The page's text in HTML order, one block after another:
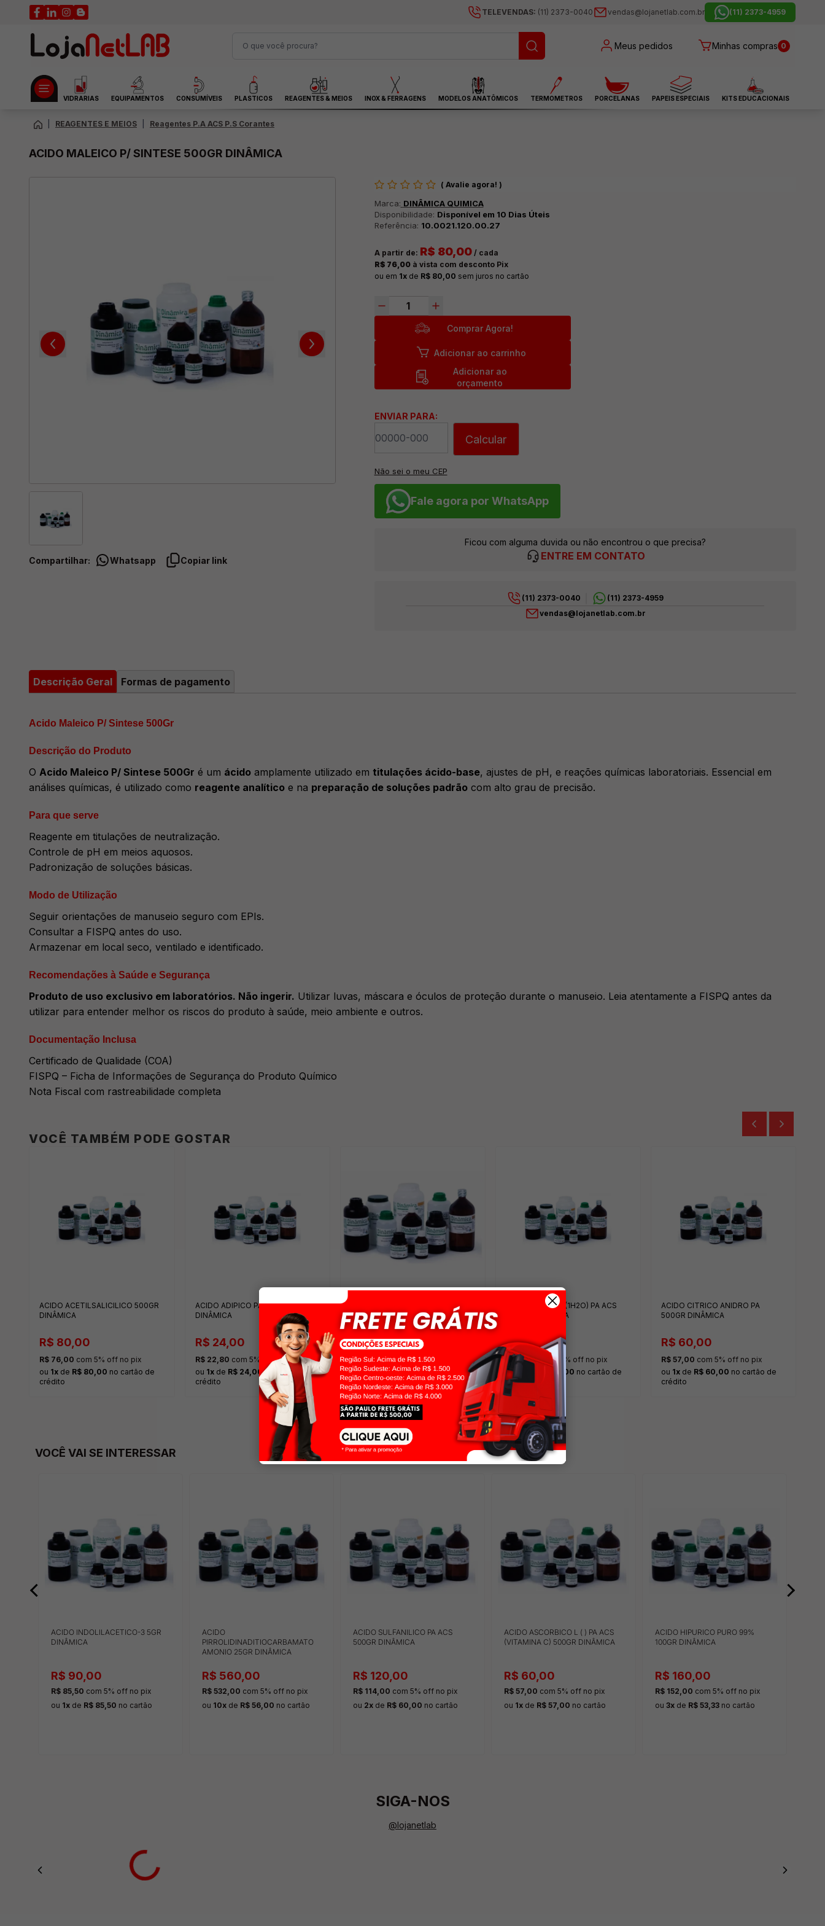
TELEVENDAS: (11) 2373-0040 vendas@lojanetlab.com.br (11) 2373-4959
Meus pedidos Minhas compras 0
VIDRARIAS EQUIPAMENTOS CONSUMÍVEIS PLASTICOS REAGENTES & MEIOS INOX & FERRAGENS MODELOS ANATÔMICOS TERMOMETROS PORCELANAS PAPEIS ESPECIAIS KITS EDUCACIONAIS
REAGENTES E MEIOS Reagentes P.A ACS P.S Corantes
ACIDO MALEICO P/ SINTESE 500GR DINÂMICA
Compartilhar: Whatsapp Copiar link
( Avalie agora! )
Marca: DINÂMICA QUIMICA
Disponibilidade: Disponível em 10 Dias Úteis
Referência: 10.0021.120.00.27
A partir de: R$ 80,00/ cada
R$ 76,00à vista com desconto Pix
ou em 1xde R$ 80,00 sem juros no cartão
Comprar Agora!
Adicionar ao carrinho
Adicionar ao
orçamento
ENVIAR PARA:
Calcular
Não sei o meu CEP
Fale agora por WhatsApp
Ficou com alguma duvida ou não encontrou o que precisa?
ENTRE EM CONTATO
(11) 2373-0040
(11) 2373-4959
vendas@lojanetlab.com.br
Descrição Geral Formas de pagamento
Acido Maleico P/ Sintese 500Gr
Descrição do Produto
O Acido Maleico P/ Sintese 500Gr é um ácido amplamente utilizado em titulações ácido-base, ajustes de pH, e reações químicas laboratoriais. Essencial em
análises químicas, é utilizado como reagente analítico e na preparação de soluções padrão com alto grau de precisão.
Para que serve
Reagente em titulações de neutralização.
Controle de pH em meios aquosos.
Padronização de soluções básicas.
Modo de Utilização
Seguir orientações de manuseio seguro com EPIs.
Consultar a FISPQ antes do uso.
Armazenar em local seco, ventilado e identificado.
Recomendações à Saúde e Segurança
Produto de uso exclusivo em laboratórios. Não ingerir. Utilizar luvas, máscara e óculos de proteção durante o manuseio. Leia atentamente a FISPQ antes da
utilizar para entender melhor os riscos do produto à saúde, meio ambiente e outros.
Documentação Inclusa
Certificado de Qualidade (COA)
FISPQ – Ficha de Informações de Segurança do Produto Químico
Nota Fiscal com rastreabilidade completa
VOCÊ TAMBÉM PODE GOSTAR
ACIDO ACETILSALICILICO 500GR
DINÂMICA
R$ 80,00
R$ 76,00 com 5% off no pix
ou 1x de R$ 80,00 no cartão de
crédito
ACIDO ADIPICO PA 500GR
DINÂMICA
R$ 24,00
R$ 22,80 com 5% off no pix
ou 1xde R$ 24,00no cartão de
crédito
ACIDO ASCORBICO L (+) PA ACS
(VITAMINA C) 500GR DINÂMICA
R$ 90,00
R$ 85,50com 5% off no pix
ou1xdeR$ 90,00no cartão de
crédito
ACIDO CITRICO (1H2O) PA ACS
500GR DINÂMICA
R$ 100,00
R$ 95,00com 5% off no pix
ou
R$ 50,00 no cartão de
crédito
ACIDO CITRICO ANIDRO PA
500GR DINÂMICA
R$ 60,00
R$ 57,00 com 5% off no pix
ou 1x de R$ 60,00 no cartão de
crédito
VOCÊ VAI SE INTERESSAR
ACIDO INDOLILACETICO-3 5GR
DINÂMICA
R$ 90,00
R$ 85,50 com 5% offno pix
ou 1xde R$ 85,50 no cartão
ACIDO
PIRROLIDINADITIOCARBAMATO
AMONIO 25GR DINÂMICA
R$ 560,00
R$ 532,00 com 5% offno pix
ou 10xde R$ 56,00 no cartão
ACIDO SULFANILICO PA ACS
500GR DINÂMICA
R$ 120,00
R$ 114,00 com 5% offno pix
ou 2xde R$ 60,00 no cartão
ACIDO ASCORBICO L ( ) PA ACS
(VITAMINA C) 500GR DINÂMICA
R$ 60,00
R$ 57,00 com 5% offno pix
ou 1xde R$ 57,00 no cartão
ACIDO HIPURICO PURO 99%
100GR DINÂMICA
R$ 160,00
R$ 152,00 com 5% offno pix
ou 3xde R$ 53,33no cartão
SIGA-NOS
@lojanetlab